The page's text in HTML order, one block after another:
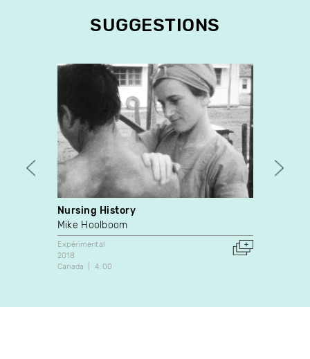
SUGGESTIONS
Nursing History
Mike Hoolboom
Expérimental
2018
Canada
4:00